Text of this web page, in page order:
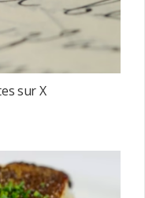
sur X